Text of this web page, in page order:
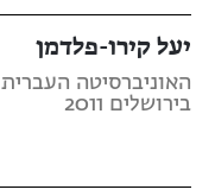
יעל קירו-פלדמן
האוניברסיטה העברית
בירושלים 2011